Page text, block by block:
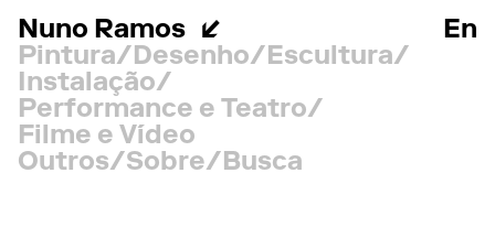
Nuno Ramos
En
Pintura
Desenho
Escultura
Instalação
Performance e Teatro
Filme e Vídeo
Outros
Sobre Busca